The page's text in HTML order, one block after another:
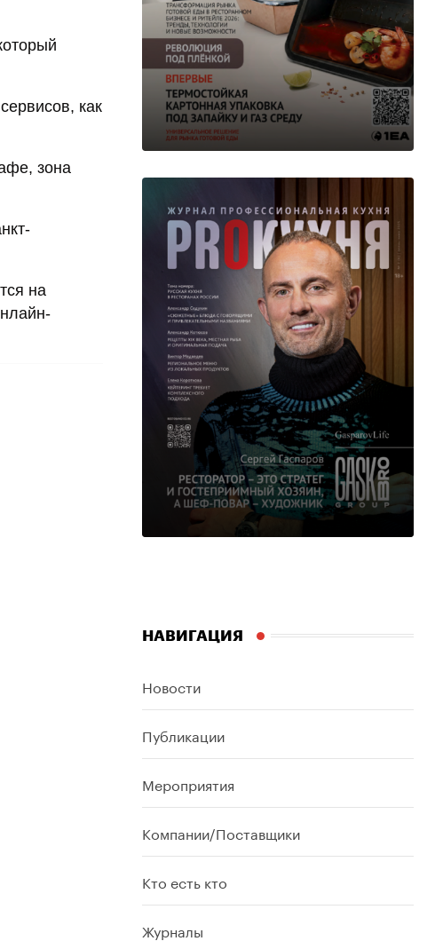
как
зона
на
НАВИГАЦИЯ
Новости
Публикации
Мероприятия
Компании/Поставщики
Кто есть кто
Журналы